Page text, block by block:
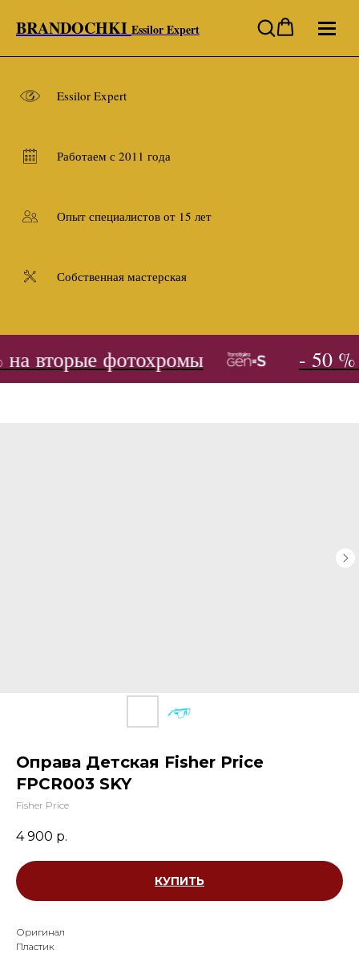
BRANDOCHKI Essilor Expert
Essilor Expert
Работаем с 2011 года
Опыт специалистов от 15 лет
Собственная мастерская
вторые фотохромы - 50
Оправа Детская Fisher Price
FPCR003 SKY
Fisher Price
4 900 р.
КУПИТЬ
Оригинал
Пластик